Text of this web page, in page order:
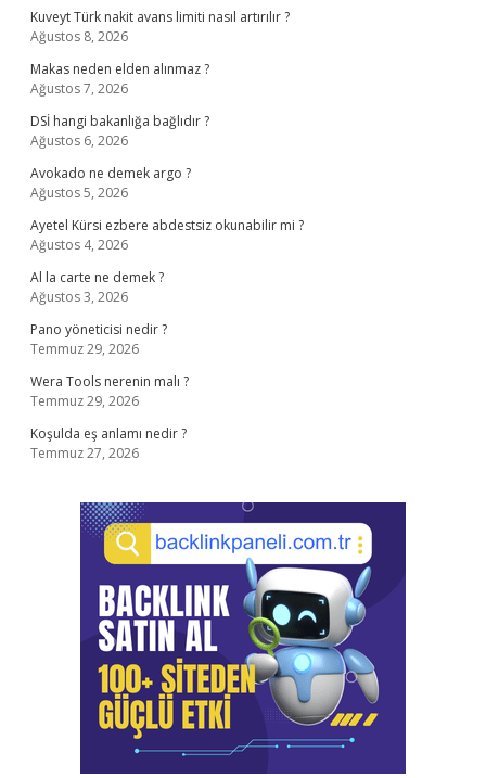
Kuveyt Türk nakit avans limiti nasıl artırılır ?
Ağustos 8, 2026
Makas neden elden alınmaz ?
Ağustos 7, 2026
DSİ hangi bakanlığa bağlıdır ?
Ağustos 6, 2026
Avokado ne demek argo ?
Ağustos 5, 2026
Ayetel Kürsi ezbere abdestsiz okunabilir mi ?
Ağustos 4, 2026
Al la carte ne demek ?
Ağustos 3, 2026
Pano yöneticisi nedir ?
Temmuz 29, 2026
Wera Tools nerenin malı ?
Temmuz 29, 2026
Koşulda eş anlamı nedir ?
Temmuz 27, 2026